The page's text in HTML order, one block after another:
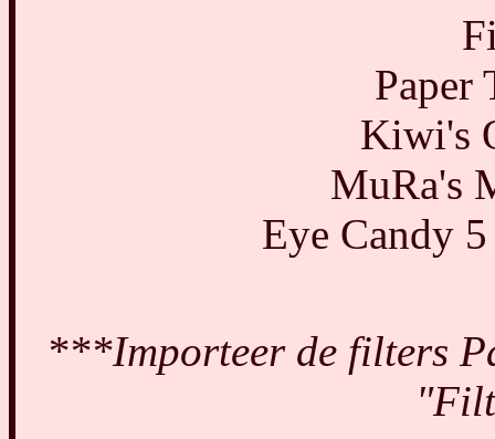
Paper
Kiwi's
MuRa's
Eye Candy
***Importeer de filters